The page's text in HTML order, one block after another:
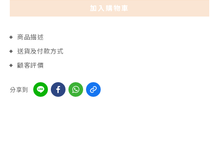
加入購物車
商品描述
送貨及付款方式
顧客評價
分享到